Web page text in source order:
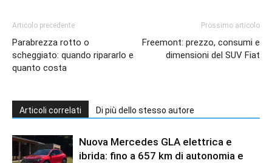
Articolo precedente
Parabrezza rotto o
scheggiato: quando ripararlo e
quanto costa
Prossimo articolo
Freemont: prezzo, consumi e
dimensioni del SUV Fiat
Articoli correlati Di più dello stesso autore
Nuova Mercedes GLA elettrica e
ibrida: fino a 657 km di autonomia e